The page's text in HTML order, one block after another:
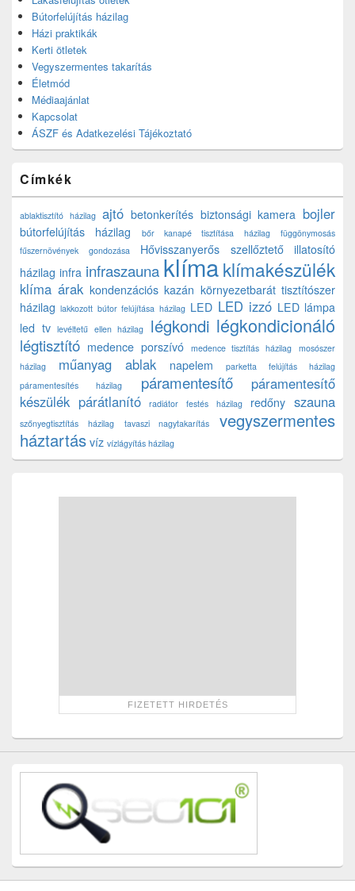
Bútorfelújítás házilag
Házi praktikák
Kerti ötletek
Vegyszermentes takarítás
Életmód
Médiaajánlat
Kapcsolat
ÁSZF és Adatkezelési Tájékoztató
Címkék
ablaktisztító házilag ajtó betonkerítés biztonsági kamera bojler
bútorfelújítás házilag bőr kanapé tisztítása házilag
függönymosás
fűszernövények gondozása
Hővisszanyerős szellőztető
illatosító
házilag infra infraszauna klímaklímakészülék
klíma árak kondenzációs kazán környezetbarát tisztítószer
házilag lakkozott bútor felújítása házilag LED LED izzó LED lámpa
led tv levéltetű ellen házilag légkondi légkondicionáló
légtisztító medence porszívó medence tisztítás házilag
mosószer
házilag
műanyag ablak napelem
parketta felújítás házilag
páramentesítés házilag
páramentesítő
páramentesítő
készülék párátlanító radiátor festés házilag redőny szauna
szőnyegtisztítás házilag tavaszi nagytakarítás
vegyszermentes
háztartás víz vízlágyítás házilag